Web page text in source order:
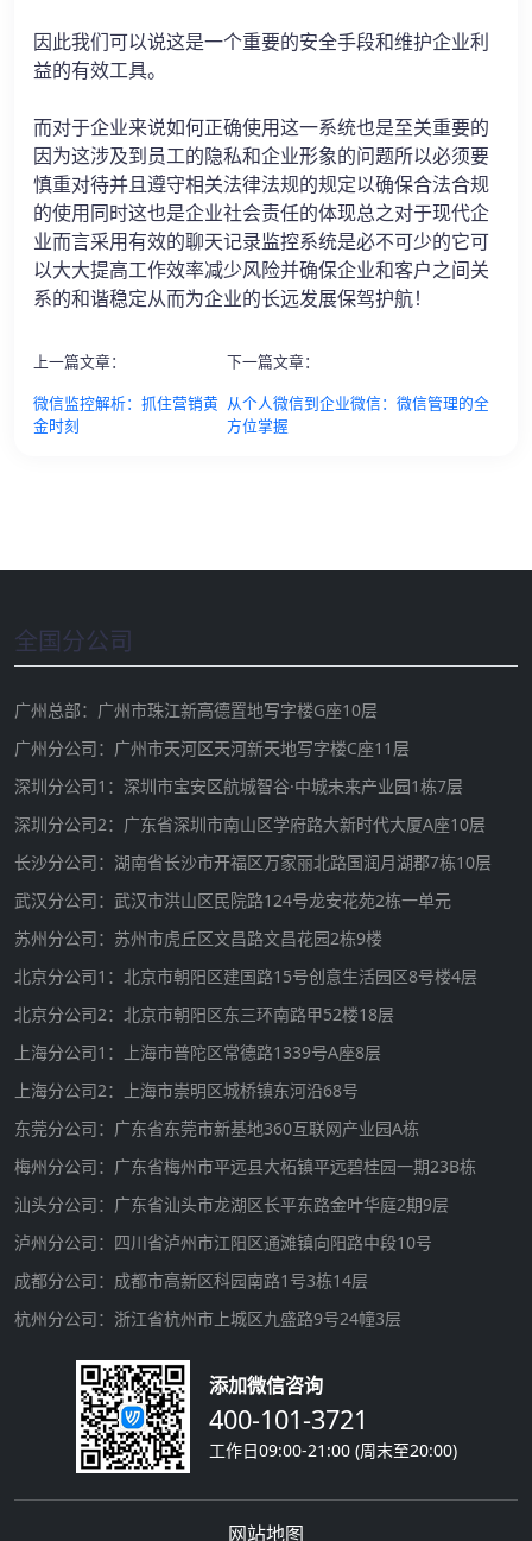
因此我们可以说这是一个重要的安全手段和维护企业利
益的有效工具。
而对于企业来说如何正确使用这一系统也是至关重要的
因为这涉及到员工的隐私和企业形象的问题所以必须要
慎重对待并且遵守相关法律法规的规定以确保合法合规
的使用同时这也是企业社会责任的体现总之对于现代企
业而言采用有效的聊天记录监控系统是必不可少的它可
以大大提高工作效率减少风险并确保企业和客户之间关
系的和谐稳定从而为企业的长远发展保驾护航！
上一篇文章：
微信监控解析：抓住营销黄
金时刻
下一篇文章：
从个人微信到企业微信：微信管理的全
方位掌握
全国分公司
广州总部：广州市珠江新高德置地写字楼G座10层
广州分公司：广州市天河区天河新天地写字楼C座11层
深圳分公司1：深圳市宝安区航城智谷·中城未来产业园1栋7层
深圳分公司2：广东省深圳市南山区学府路大新时代大厦A座10层
长沙分公司：湖南省长沙市开福区万家丽北路国润月湖郡7栋10层
武汉分公司：武汉市洪山区民院路124号龙安花苑2栋一单元
苏州分公司：苏州市虎丘区文昌路文昌花园2栋9楼
北京分公司1：北京市朝阳区建国路15号创意生活园区8号楼4层
北京分公司2：北京市朝阳区东三环南路甲52楼18层
上海分公司1：上海市普陀区常德路1339号A座8层
上海分公司2：上海市崇明区城桥镇东河沿68号
东莞分公司：广东省东莞市新基地360互联网产业园A栋
梅州分公司：广东省梅州市平远县大柘镇平远碧桂园一期23B栋
汕头分公司：广东省汕头市龙湖区长平东路金叶华庭2期9层
泸州分公司：四川省泸州市江阳区通滩镇向阳路中段10号
成都分公司：成都市高新区科园南路1号3栋14层
杭州分公司：浙江省杭州市上城区九盛路9号24幢3层
添加微信咨询
400-101-3721
工作日09:00-21:00 (周末至20:00)
网站地图